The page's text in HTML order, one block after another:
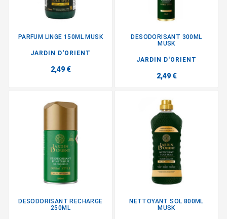
PARFUM LINGE 150ML MUSK
JARDIN D'ORIENT
2,49 €
DESODORISANT 300ML
MUSK
JARDIN D'ORIENT
2,49 €
DESODORISANT RECHARGE
250ML
NETTOYANT SOL 800ML
MUSK